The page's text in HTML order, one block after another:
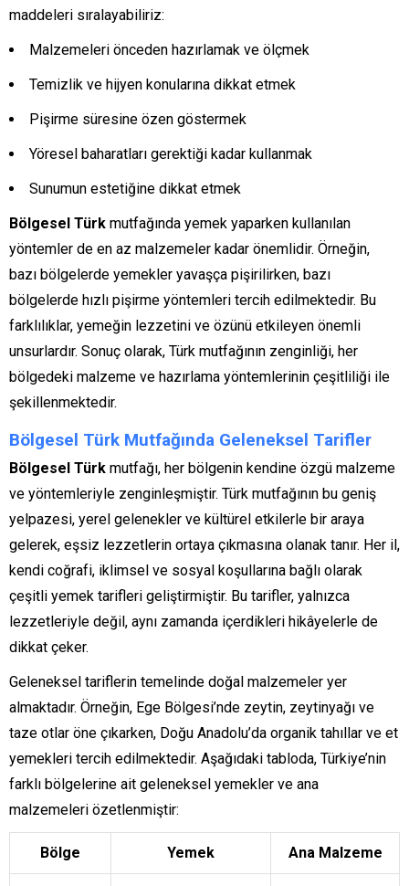
maddeleri sıralayabiliriz:
Malzemeleri önceden hazırlamak ve ölçmek
Temizlik ve hijyen konularına dikkat etmek
Pişirme süresine özen göstermek
Yöresel baharatları gerektiği kadar kullanmak
Sunumun estetiğine dikkat etmek
Bölgesel Türk mutfağında yemek yaparken kullanılan
yöntemler de en az malzemeler kadar önemlidir. Örneğin,
bazı bölgelerde yemekler yavaşça pişirilirken, bazı
bölgelerde hızlı pişirme yöntemleri tercih edilmektedir. Bu
farklılıklar, yemeğin lezzetini ve özünü etkileyen önemli
unsurlardır. Sonuç olarak, Türk mutfağının zenginliği, her
bölgedeki malzeme ve hazırlama yöntemlerinin çeşitliliği ile
şekillenmektedir.
Bölgesel Türk Mutfağında Geleneksel Tarifler
Bölgesel Türk mutfağı, her bölgenin kendine özgü malzeme
ve yöntemleriyle zenginleşmiştir. Türk mutfağının bu geniş
yelpazesi, yerel gelenekler ve kültürel etkilerle bir araya
gelerek, eşsiz lezzetlerin ortaya çıkmasına olanak tanır. Her il,
kendi coğrafi, iklimsel ve sosyal koşullarına bağlı olarak
çeşitli yemek tarifleri geliştirmiştir. Bu tarifler, yalnızca
lezzetleriyle değil, aynı zamanda içerdikleri hikâyelerle de
dikkat çeker.
Geleneksel tariflerin temelinde doğal malzemeler yer
almaktadır. Örneğin, Ege Bölgesi’nde zeytin, zeytinyağı ve
taze otlar öne çıkarken, Doğu Anadolu’da organik tahıllar ve et
yemekleri tercih edilmektedir. Aşağıdaki tabloda, Türkiye’nin
farklı bölgelerine ait geleneksel yemekler ve ana
malzemeleri özetlenmiştir:
Bölge Yemek Ana Malzeme